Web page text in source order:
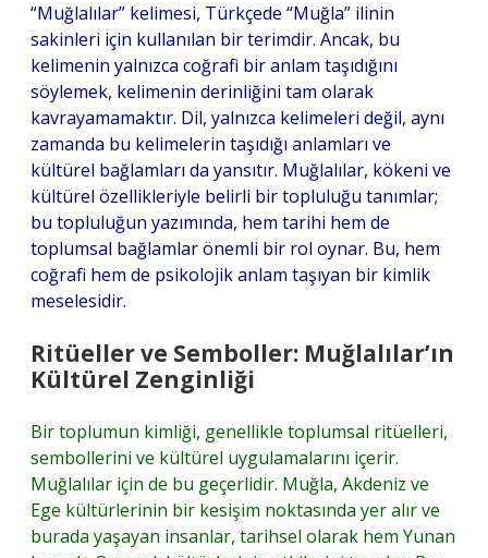
“Muğlalılar” kelimesi, Türkçede “Muğla” ilinin
sakinleri için kullanılan bir terimdir. Ancak, bu
kelimenin yalnızca coğrafi bir anlam taşıdığını
söylemek, kelimenin derinliğini tam olarak
kavrayamamaktır. Dil, yalnızca kelimeleri değil, aynı
zamanda bu kelimelerin taşıdığı anlamları ve
kültürel bağlamları da yansıtır. Muğlalılar, kökeni ve
kültürel özellikleriyle belirli bir topluluğu tanımlar;
bu topluluğun yazımında, hem tarihi hem de
toplumsal bağlamlar önemli bir rol oynar. Bu, hem
coğrafi hem de psikolojik anlam taşıyan bir kimlik
meselesidir.
Ritüeller ve Semboller: Muğlalılar’ın
Kültürel Zenginliği
Bir toplumun kimliği, genellikle toplumsal ritüelleri,
sembollerini ve kültürel uygulamalarını içerir.
Muğlalılar için de bu geçerlidir. Muğla, Akdeniz ve
Ege kültürlerinin bir kesişim noktasında yer alır ve
burada yaşayan insanlar, tarihsel olarak hem Yunan